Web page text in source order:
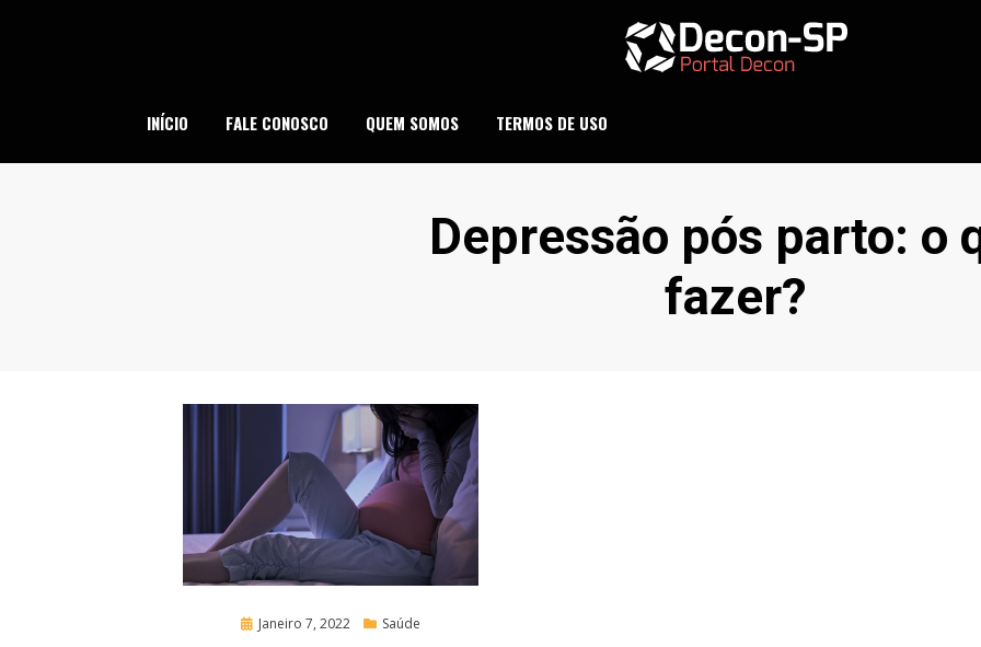
DECON-SP
INÍCIO FALE CONOSCO QUEM SOMOS TERMOS DE USO
Etiqueta
:
Depressão pós parto: o
fazer?
Posted
Janeiro 7, 2022 Saúde